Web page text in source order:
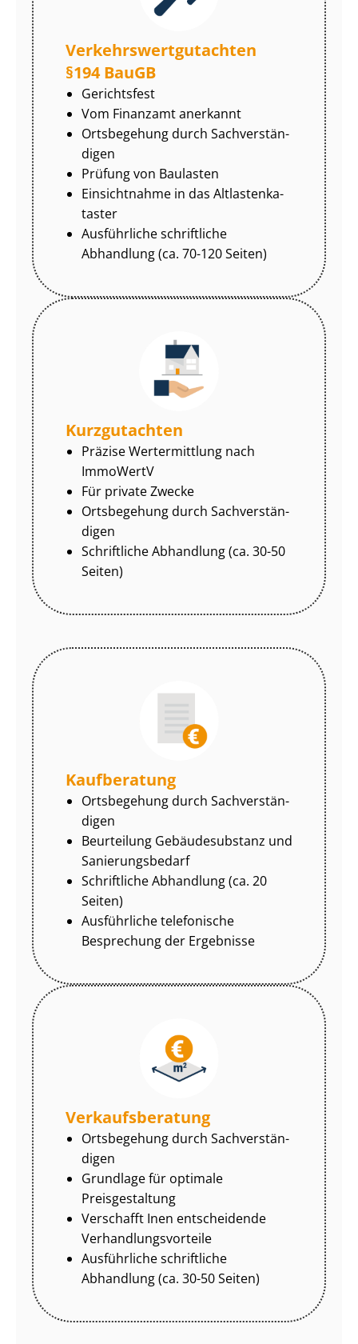
Ver­kehrs­wert­gut­ach­ten
§194 BauGB
Gerichtsfest
Vom Finanzamt anerkannt
Ortsbegehung durch Sach­ver­stän­
di­gen
Prüfung von Baulasten
Einsichtnahme in das Alt­las­ten­ka­
tas­ter
Ausführliche schriftliche
Abhandlung (ca. 70-120 Seiten)
Kurzgutachten
Präzise Wertermittlung nach
ImmoWertV
Für private Zwecke
Ortsbegehung durch Sach­ver­stän­
di­gen
Schriftliche Abhandlung (ca. 30-50
Seiten)
Kaufberatung
Ortsbegehung durch Sach­ver­stän­
di­gen
Beurteilung Gebäudesubstanz und
Sa­nie­rungs­be­darf
Schriftliche Abhandlung (ca. 20
Seiten)
Ausführliche telefonische
Besprechung der Ergebnisse
Ver­kaufs­be­ra­tung
Ortsbegehung durch Sach­ver­stän­
di­gen
Grundlage für optimale
Preisgestaltung
Verschafft Inen entscheidende
Ver­hand­lungs­vor­tei­le
Ausführliche schriftliche
Abhandlung (ca. 30-50 Seiten)